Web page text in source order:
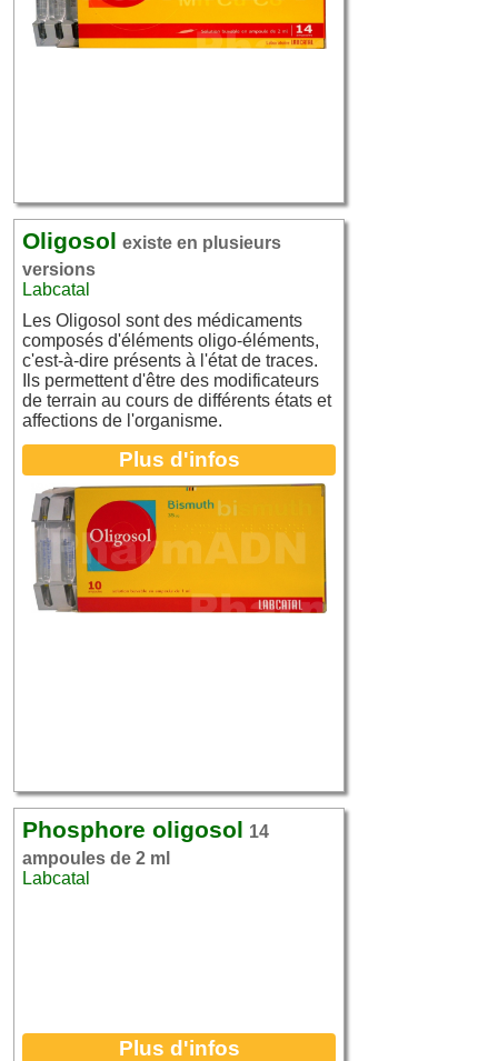
Oligosol existe en plusieurs
versions
Labcatal
Les Oligosol sont des médicaments
composés d'éléments oligo-éléments,
c'est-à-dire présents à l'état de traces.
Ils permettent d'être des modificateurs
de terrain au cours de différents états et
affections de l'organisme.
Plus d'infos
Phosphore oligosol 14
ampoules de 2 ml
Labcatal
Plus d'infos